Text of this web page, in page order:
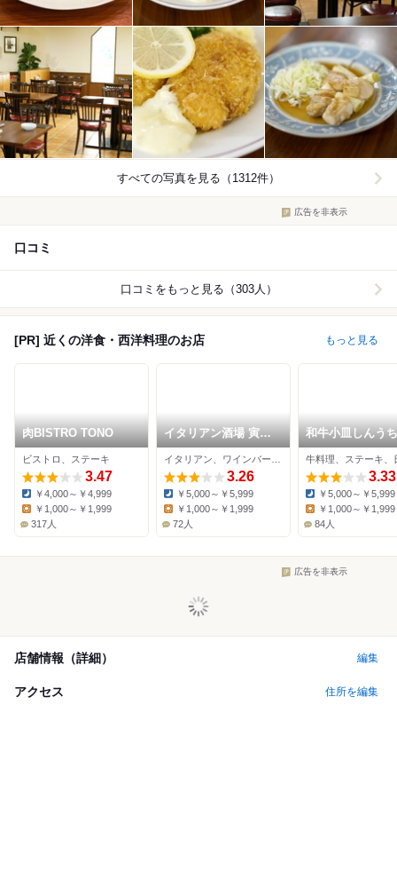
すべての写真を見る（1312件）
広告を非表示
口コミ
口コミをもっと見る（303人）
[PR] 近くの洋食・西洋料理のお店 もっと見る
肉BISTRO TONO
ビストロ、ステーキ
3.47
Dinner:
￥4,000～￥4,999
￥1,000～￥1,999
317人
イタリアン酒場 寅の
日 小虎小路店
3.26
Dinner:
￥5,000～￥5,999
Lunch:
￥1,000～￥1,999
72人
和牛小皿しんうち
3.33
Dinner:
￥5,000～￥5,999
Lunch:
￥1,000～￥1,999
84人
広告を非表示
店舗情報（詳細） 編集
アクセス 住所を編集